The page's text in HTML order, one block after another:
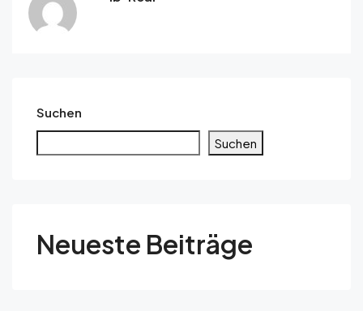
Suchen
Suchen
Neueste Beiträge